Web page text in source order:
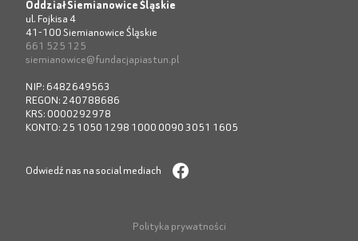
Oddział Siemianowice Śląskie
ul. Fojkisa 4
41-100 Siemianowice Śląskie
661 525 125
siemianowice@fundacjapiastun.pl
NIP: 6482649563
REGON: 240788686
KRS: 0000292978
KONTO: 25 1050 1298 1000 0090 3051 1605
Odwiedź nas na social mediach
Polityka prywatności